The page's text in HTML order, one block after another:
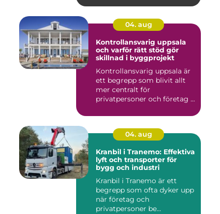
04. aug
Kontrollansvarig uppsala
och varför rätt stöd gör
skillnad i byggprojekt
Kontrollansvarig uppsala är
ett begrepp som blivit allt
mer centralt för
privatpersoner och företag ...
04. aug
Kranbil i Tranemo: Effektiva
lyft och transporter för
bygg och industri
Kranbil i Tranemo är ett
begrepp som ofta dyker upp
när företag och
privatpersoner be...